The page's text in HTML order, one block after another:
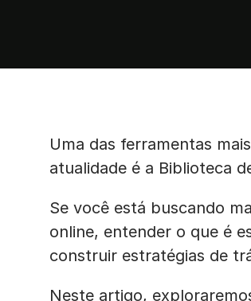
Uma das ferramentas
atualidade é a Biblioteca
Se você está buscando
online, entender o que é
construir estratégias de
Neste artigo,